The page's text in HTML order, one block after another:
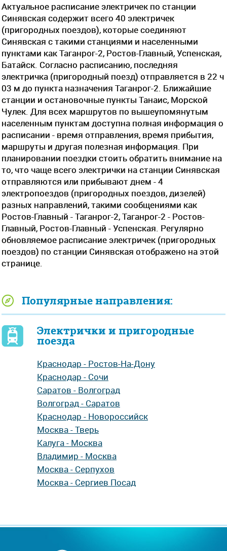
Актуальное расписание электричек по станции
Синявская содержит всего 40 электричек
(пригородных поездов), которые соединяют
Синявская с такими станциями и населенными
пунктами как Таганрог-2, Ростов-Главный, Успенская,
Батайск. Согласно расписанию, последняя
электричка (пригородный поезд) отправляется в 22 ч
03 м до пункта назначения Таганрог-2. Ближайшие
станции и остановочные пункты Танаис, Морской
Чулек. Для всех маршрутов по вышеупомянутым
населенным пунктам доступна полная информация о
расписании - время отправления, время прибытия,
маршруты и другая полезная информация. При
планировании поездки стоить обратить внимание на
то, что чаще всего электрички на станции Синявская
отправляются или прибывают днем - 4
электропоездов (пригородных поездов, дизелей)
разных направлений, такими сообщениями как
Ростов-Главный - Таганрог-2, Таганрог-2 - Ростов-
Главный, Ростов-Главный - Успенская. Регулярно
обновляемое расписание электричек (пригородных
поездов) по станции Синявская отображено на этой
странице.
Популярные направления:
Электрички и пригородные
поезда
Краснодар - Ростов-На-Дону
Краснодар - Сочи
Саратов - Волгоград
Волгоград - Саратов
Краснодар - Новороссийск
Москва - Тверь
Калуга - Москва
Владимир - Москва
Москва - Серпухов
Москва - Сергиев Посад